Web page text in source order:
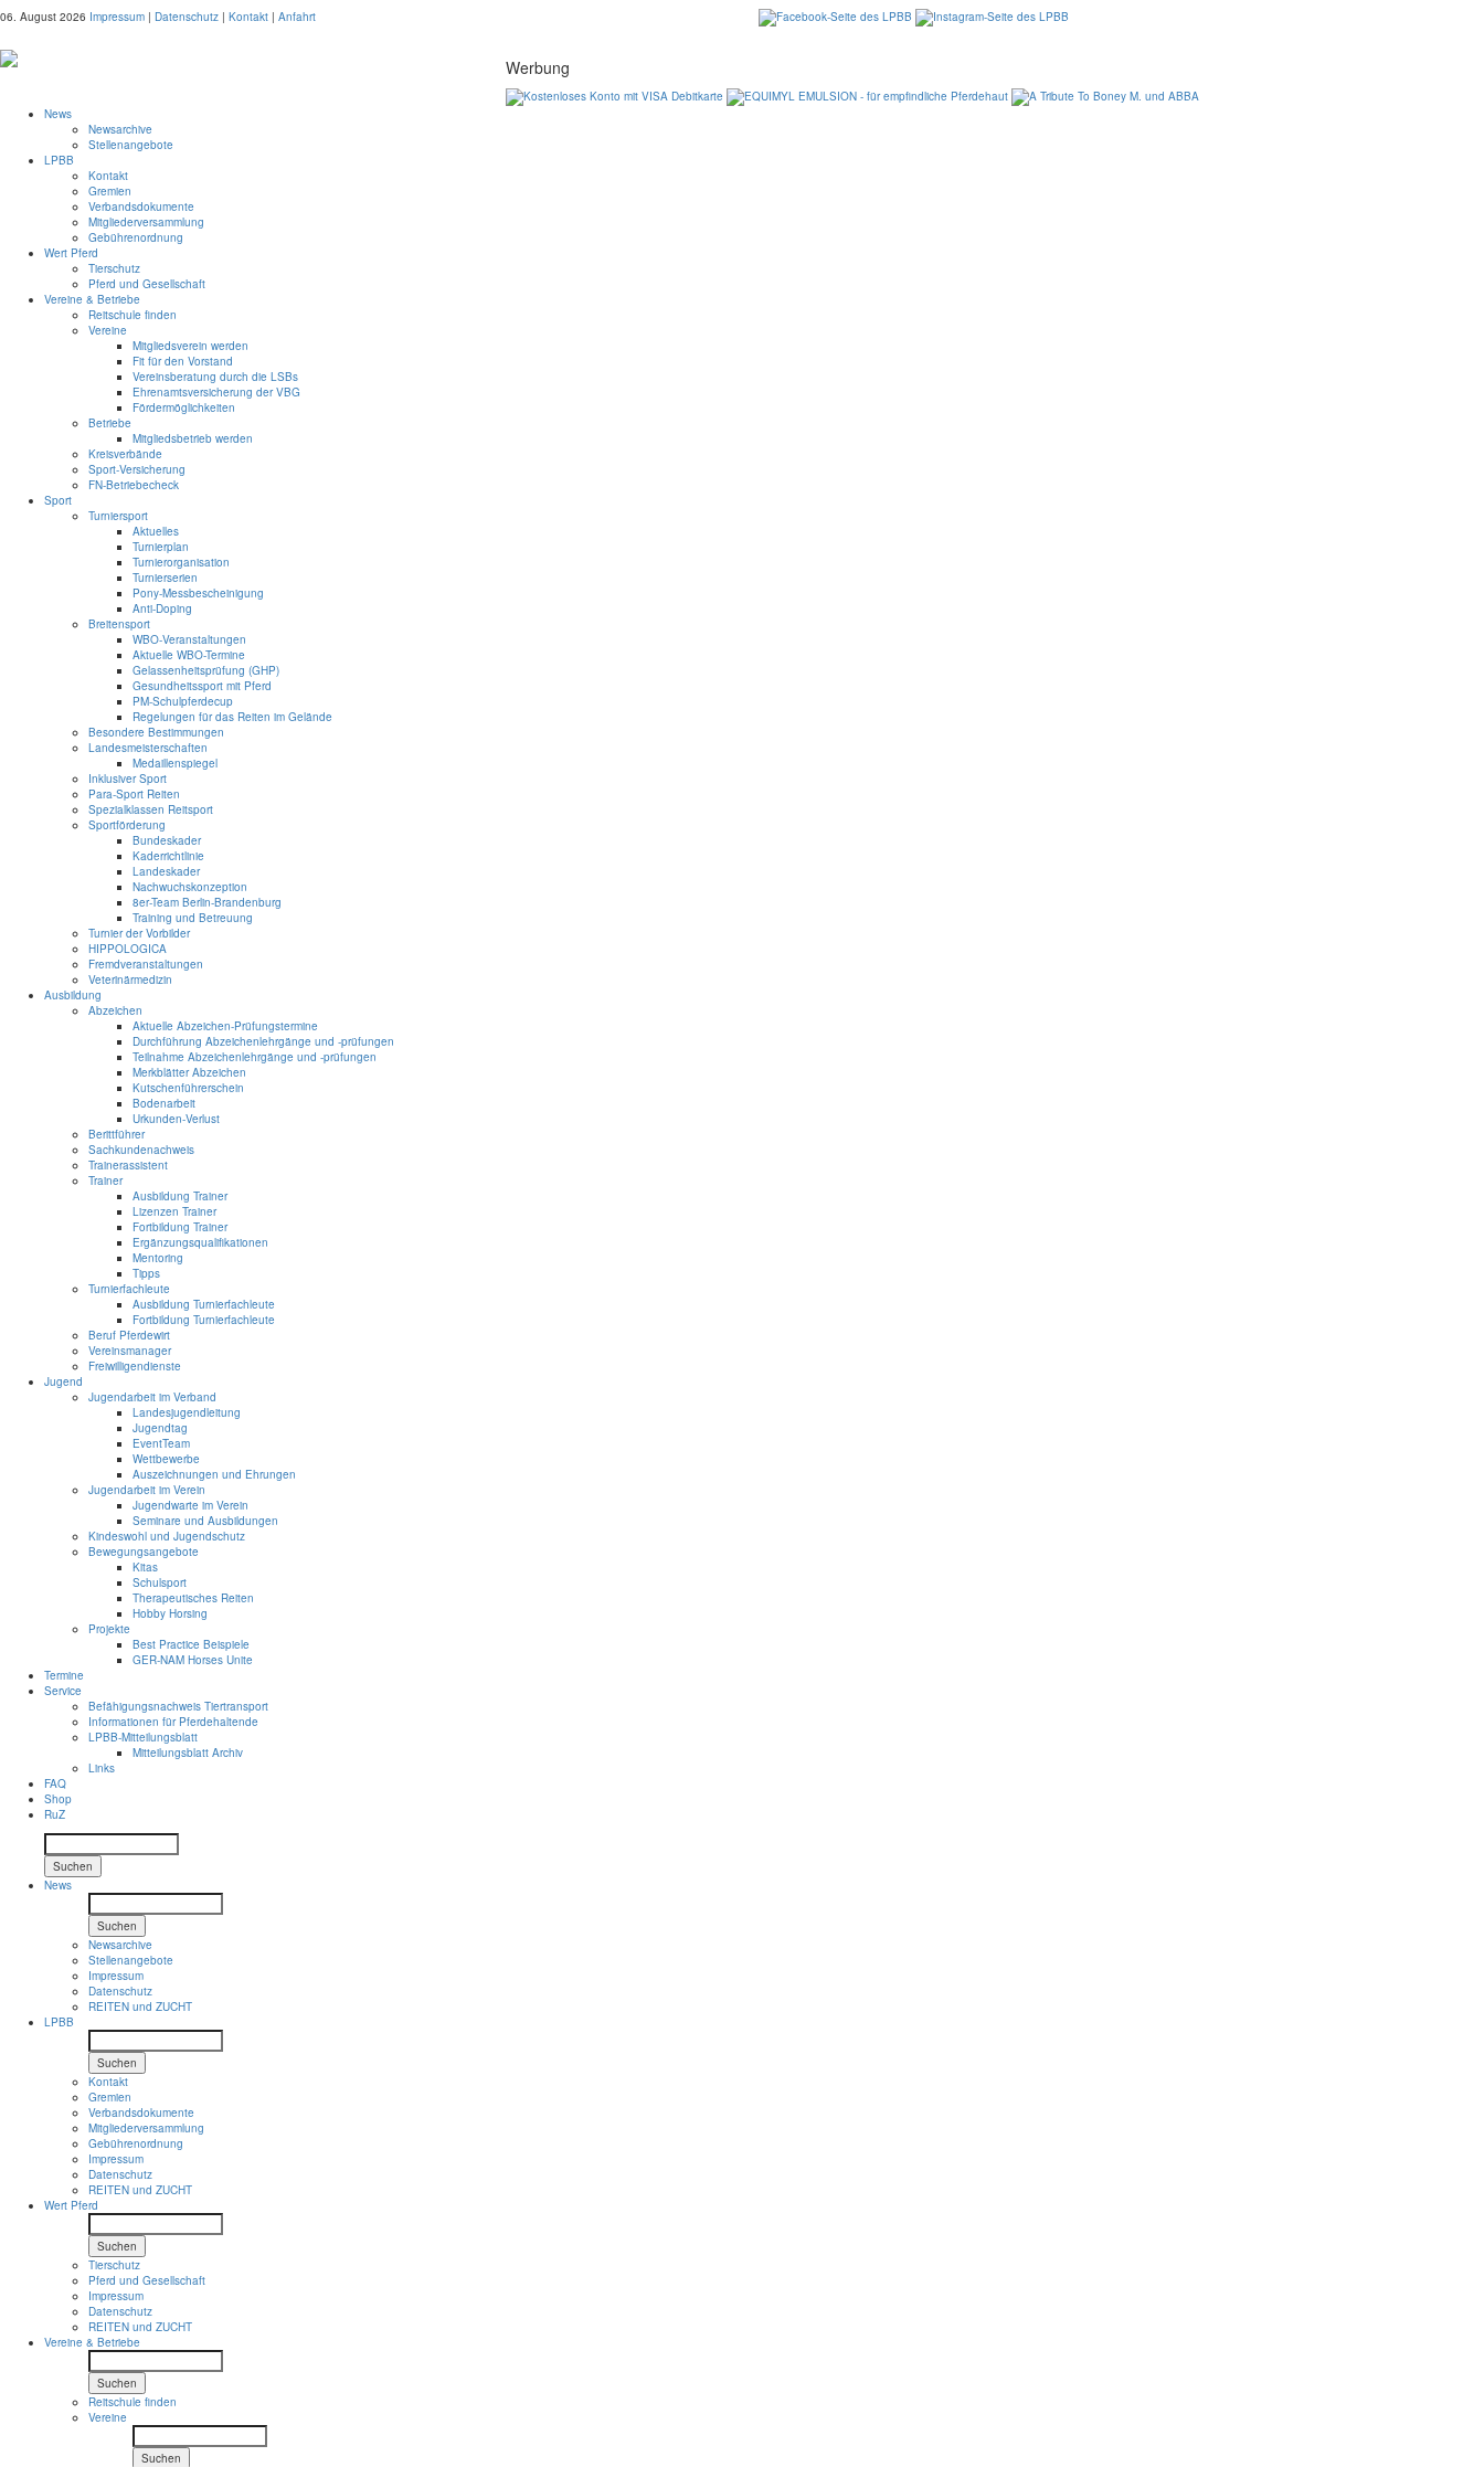
06. August 2026 Impressum | Datenschutz | Kontakt | Anfahrt
Werbung
News
Newsarchive
Stellenangebote
LPBB
Kontakt
Gremien
Verbandsdokumente
Mitgliederversammlung
Gebührenordnung
Wert Pferd
Tierschutz
Pferd und Gesellschaft
Vereine & Betriebe
Reitschule finden
Vereine
Mitgliedsverein werden
Fit für den Vorstand
Vereinsberatung durch die LSBs
Ehrenamtsversicherung der VBG
Fördermöglichkeiten
Betriebe
Mitgliedsbetrieb werden
Kreisverbände
Sport-Versicherung
FN-Betriebecheck
Sport
Turniersport
Aktuelles
Turnierplan
Turnierorganisation
Turnierserien
Pony-Messbescheinigung
Anti-Doping
Breitensport
WBO-Veranstaltungen
Aktuelle WBO-Termine
Gelassenheitsprüfung (GHP)
Gesundheitssport mit Pferd
PM-Schulpferdecup
Regelungen für das Reiten im Gelände
Besondere Bestimmungen
Landesmeisterschaften
Medaillenspiegel
Inklusiver Sport
Para-Sport Reiten
Spezialklassen Reitsport
Sportförderung
Bundeskader
Kaderrichtlinie
Landeskader
Nachwuchskonzeption
8er-Team Berlin-Brandenburg
Training und Betreuung
Turnier der Vorbilder
HIPPOLOGICA
Fremdveranstaltungen
Veterinärmedizin
Ausbildung
Abzeichen
Aktuelle Abzeichen-Prüfungstermine
Durchführung Abzeichenlehrgänge und -prüfungen
Teilnahme Abzeichenlehrgänge und -prüfungen
Merkblätter Abzeichen
Kutschenführerschein
Bodenarbeit
Urkunden-Verlust
Berittführer
Sachkundenachweis
Trainerassistent
Trainer
Ausbildung Trainer
Lizenzen Trainer
Fortbildung Trainer
Ergänzungsqualifikationen
Mentoring
Tipps
Turnierfachleute
Ausbildung Turnierfachleute
Fortbildung Turnierfachleute
Beruf Pferdewirt
Vereinsmanager
Freiwilligendienste
Jugend
Jugendarbeit im Verband
Landesjugendleitung
Jugendtag
EventTeam
Wettbewerbe
Auszeichnungen und Ehrungen
Jugendarbeit im Verein
Jugendwarte im Verein
Seminare und Ausbildungen
Kindeswohl und Jugendschutz
Bewegungsangebote
Kitas
Schulsport
Therapeutisches Reiten
Hobby Horsing
Projekte
Best Practice Beispiele
GER-NAM Horses Unite
Termine
Service
Befähigungsnachweis Tiertransport
Informationen für Pferdehaltende
LPBB-Mitteilungsblatt
Mitteilungsblatt Archiv
Links
FAQ
Shop
RuZ
Suchen
News
Suchen
Newsarchive
Stellenangebote
Impressum
Datenschutz
REITEN und ZUCHT
LPBB
Suchen
Kontakt
Gremien
Verbandsdokumente
Mitgliederversammlung
Gebührenordnung
Impressum
Datenschutz
REITEN und ZUCHT
Wert Pferd
Suchen
Tierschutz
Pferd und Gesellschaft
Impressum
Datenschutz
REITEN und ZUCHT
Vereine & Betriebe
Suchen
Reitschule finden
Vereine
Suchen